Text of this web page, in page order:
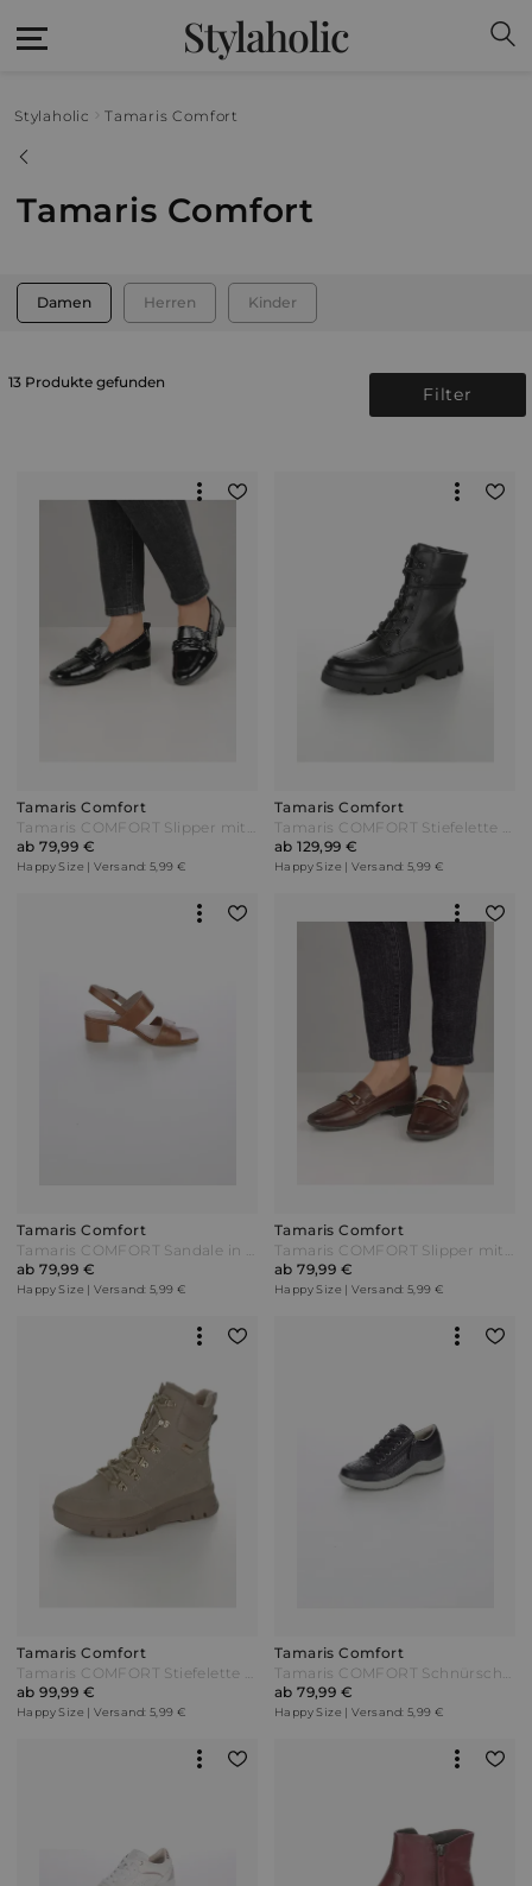
Stylaholic
Stylaholic Tamaris Comfort
Tamaris Comfort
Damen Herren Kinder
13 Produkte gefunden
Filter
Tamaris Comfort
Tamaris COMFORT Slipper mit Anzielasche Schwarz
ab 79,99 €
Happy Size | Versand: 5,99 €
Tamaris Comfort
Tamaris COMFORT Stiefelette mit variablem Verschlusssystem Schwarz
ab 129,99 €
Happy Size | Versand: 5,99 €
Tamaris Comfort
Tamaris COMFORT Sandale in edler Optik Cognac Braun
ab 79,99 €
Happy Size | Versand: 5,99 €
Tamaris Comfort
Tamaris COMFORT Slipper mit Anzielasche Dunkelbraun
ab 79,99 €
Happy Size | Versand: 5,99 €
Tamaris Comfort
Tamaris COMFORT Stiefelette mit kuscheliger Innenausstattung Beige
ab 99,99 €
Happy Size | Versand: 5,99 €
Tamaris Comfort
Tamaris COMFORT Schnürschuh mit Perforation Schwarz
ab 79,99 €
Happy Size | Versand: 5,99 €